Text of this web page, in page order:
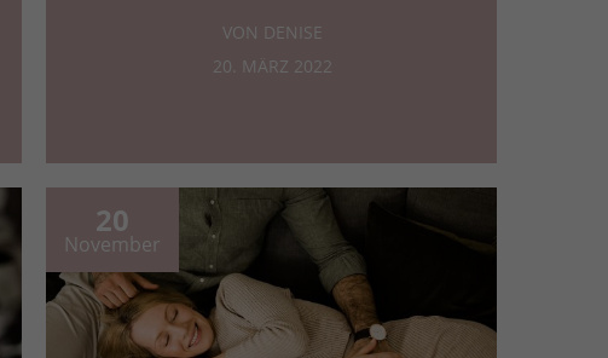
VON DENISE
20. MÄRZ 2022
20
November